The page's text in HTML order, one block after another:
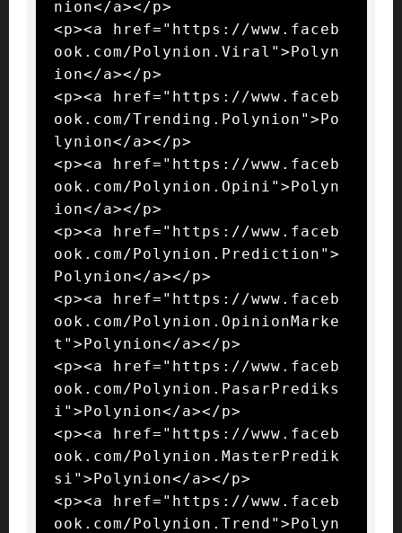
nion</a></p>
<p><a href="https://www.faceb
ook.com/Polynion.Viral">Polyn
ion</a></p>
<p><a href="https://www.faceb
ook.com/Trending.Polynion">Po
lynion</a></p>
<p><a href="https://www.faceb
ook.com/Polynion.Opini">Polyn
ion</a></p>
<p><a href="https://www.faceb
ook.com/Polynion.Prediction">
Polynion</a></p>
<p><a href="https://www.faceb
ook.com/Polynion.OpinionMarke
t">Polynion</a></p>
<p><a href="https://www.faceb
ook.com/Polynion.PasarPrediks
i">Polynion</a></p>
<p><a href="https://www.faceb
ook.com/Polynion.MasterPredik
si">Polynion</a></p>
<p><a href="https://www.faceb
ook.com/Polynion.Trend">Polyn